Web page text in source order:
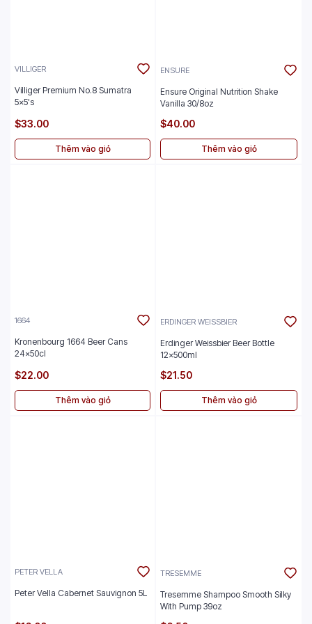
VILLIGER
Villiger Premium No.8 Sumatra
5x5's
$33.00
Thêm vào giỏ
ENSURE
Ensure Original Nutrition Shake
Vanilla 30/8oz
$40.00
Thêm vào giỏ
1664
Kronenbourg 1664 Beer Cans
24x50cl
$22.00
Thêm vào giỏ
ERDINGER WEISSBIER
Erdinger Weissbier Beer Bottle
12x500ml
$21.50
Thêm vào giỏ
PETER VELLA
Peter Vella Cabernet Sauvignon 5L
TRESEMME
Tresemme Shampoo Smooth Silky
With Pump 39oz